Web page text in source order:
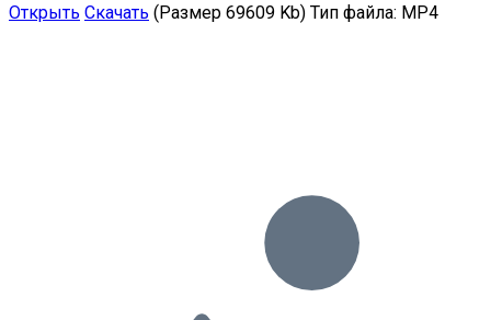
Открыть Скачать (Размер 69609 Kb) Тип файла: MP4